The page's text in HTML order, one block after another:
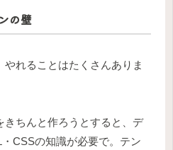
の壁
やれることはたくさんありま
きちんと作ろうとすると、デ
CSSの知識が必要で。テン